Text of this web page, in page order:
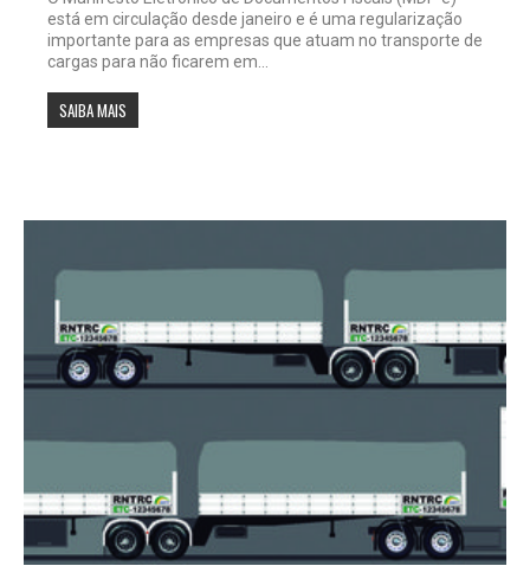
está em circulação desde janeiro e é uma regularização
importante para as empresas que atuam no transporte de
cargas para não ficarem em...
SAIBA MAIS